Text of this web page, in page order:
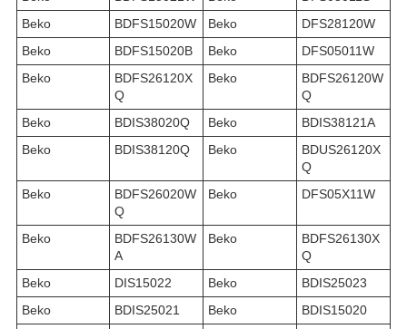
Beko
BDFS15020W Beko
DFS28120W
Beko
BDFS15020B Beko
DFS05011W
Beko
BDFS26120X
Q
Beko
BDFS26120W
Q
Beko
BDIS38020Q Beko
BDIS38121A
Beko
BDIS38120Q Beko
BDUS26120X
Q
Beko
BDFS26020W
Q
Beko DFS05X11W
Beko
BDFS26130W
A
Beko
BDFS26130X
Q
Beko
DIS15022 Beko
BDIS25023
Beko
BDIS25021 Beko
BDIS15020